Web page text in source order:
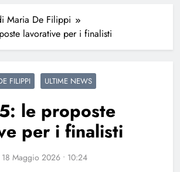
Maria De Filippi
lavorative per i finalisti
FILIPPI ULTIME NEWS
le proposte
per i finalisti
18 Maggio 2026 • 10:24